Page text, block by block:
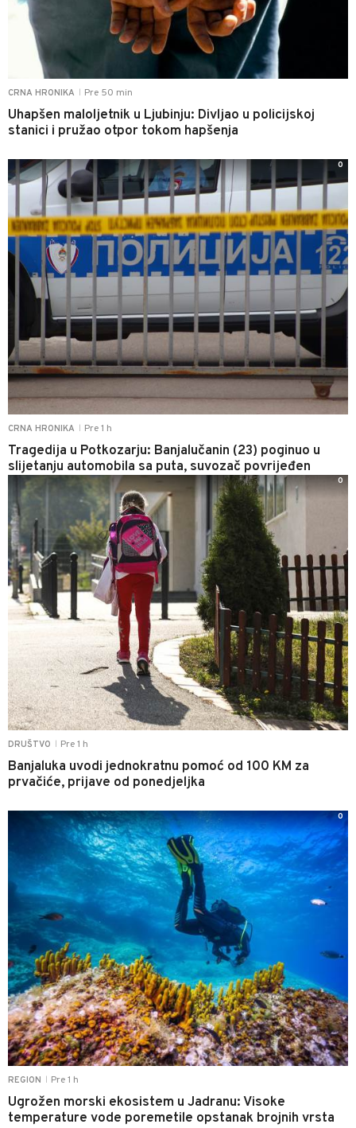
CRNA HRONIKA Pre 50 min
Uhapšen maloljetnik u Ljubinju: Divljao u policijskoj
stanici i pružao otpor tokom hapšenja
CRNA HRONIKA Pre 1 h
Tragedija u Potkozarju: Banjalučanin (23) poginuo u
slijetanju automobila sa puta, suvozač povrijeđen
0
DRUŠTVO Pre 1 h
Banjaluka uvodi jednokratnu pomoć od 100 KM za
prvačiće, prijave od ponedjeljka
0
REGION Pre 1 h
Ugrožen morski ekosistem u Jadranu: Visoke
temperature vode poremetile opstanak brojnih vrsta
0